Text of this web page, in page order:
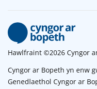
Hawlfraint ©2026 Cyngor
Cyngor ar Bopeth yn enw
Genedlaethol Cyngor ar